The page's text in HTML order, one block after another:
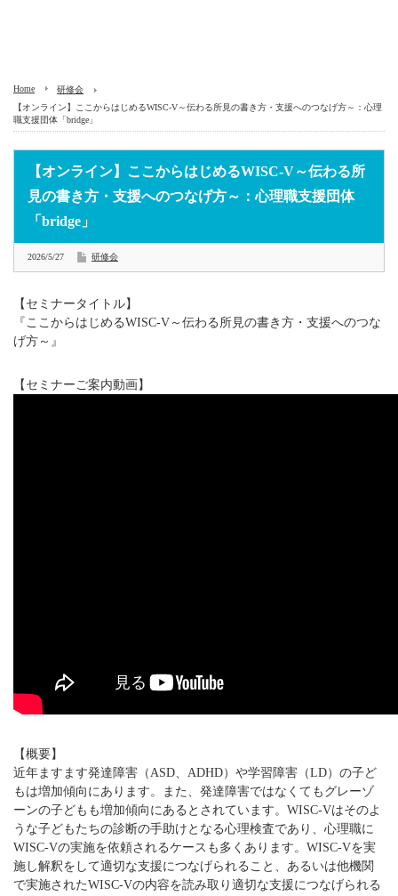
Home
研修会
【オンライン】ここからはじめるWISC-V～伝わる所見の書き方・支援へのつなげ方～：心理
職支援団体「bridge」
【オンライン】ここからはじめるWISC-V～伝わる所
見の書き方・支援へのつなげ方～：心理職支援団体
「bridge」
2026/5/27 研修会
【セミナータイトル】
『ここからはじめるWISC-V～伝わる所見の書き方・支援へのつな
げ方～』
【セミナーご案内動画】
【概要】
近年ますます発達障害（ASD、ADHD）や学習障害（LD）の子ど
もは増加傾向にあります。また、発達障害ではなくてもグレーゾ
ーンの子どもも増加傾向にあるとされています。WISC-Vはそのよ
うな子どもたちの診断の手助けとなる心理検査であり、心理職に
WISC-Vの実施を依頼されるケースも多くあります。WISC-Vを実
施し解釈をして適切な支援につなげられること、あるいは他機関
で実施されたWISC-Vの内容を読み取り適切な支援につなげられる